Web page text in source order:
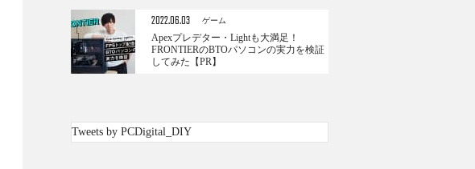
2022.06.03 ゲーム
Apexプレデター・Lightも大満足！
FRONTIERのBTOパソコンの実力を検証
してみた【PR】
Tweets by PCDigital_DIY